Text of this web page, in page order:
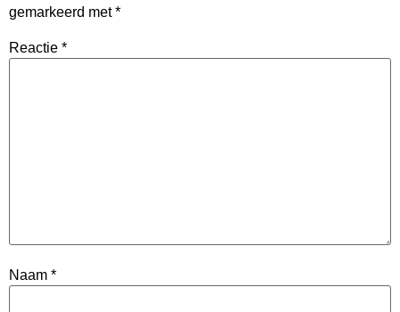
gemarkeerd met*
Reactie *
Naam *